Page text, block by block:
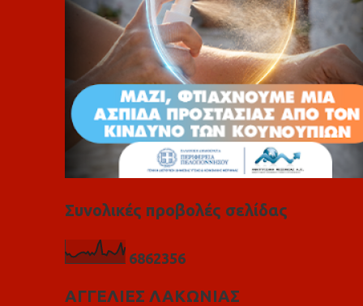
Συνολικές προβολές σελίδας
6862356
ΑΓΓΕΛΙΕΣ ΛΑΚΩΝΙΑΣ